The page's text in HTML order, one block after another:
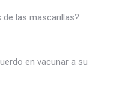
de las mascarillas?
en vacunar a su